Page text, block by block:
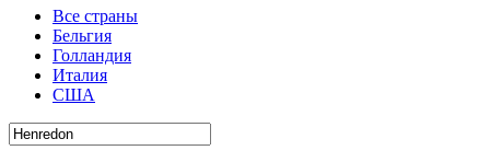
Все страны
Бельгия
Голландия
Италия
США